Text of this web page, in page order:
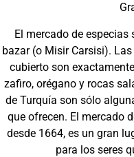
El mercado de especias
bazar (o Misir Carsisi).
cubierto son
zafiro, orégano y rocas
de Turquía son sólo
que ofrecen. El mercado
desde 1664, es un gran
para los seres